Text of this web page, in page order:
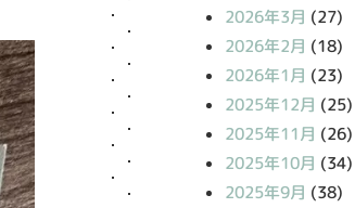
2026年3月 (27)
2026年2月 (18)
2026年1月 (23)
2025年12月 (25)
2025年11月 (26)
2025年10月 (34)
2025年9月 (38)